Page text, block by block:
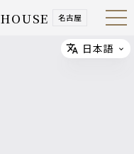
名古屋 Open
Navig
Select
日本語